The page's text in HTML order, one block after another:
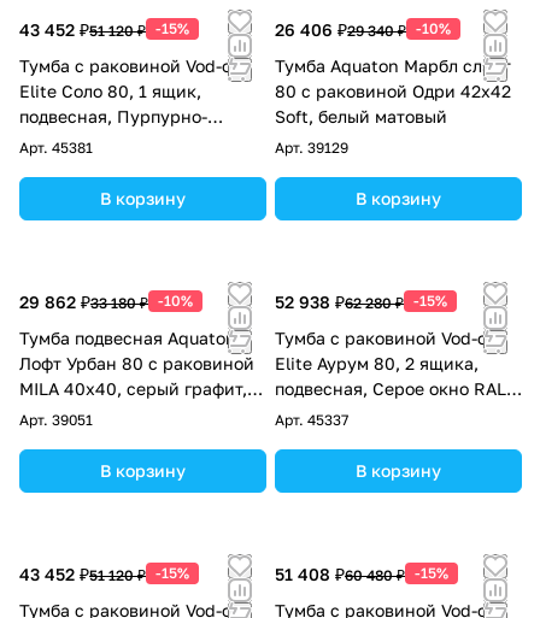
43 452 ₽51 120 ₽ -15%
Тумба с раковиной Vod-ok
Elite Соло 80, 1 ящик,
подвесная, Пурпурно-
красный RAL 3004
Арт. 45381
В корзину
26 406 ₽29 340 ₽ -10%
Тумба Aquaton Марбл слэйт
80 с раковиной Одри 42х42
Soft, белый матовый
Арт. 39129
В корзину
29 862 ₽33 180 ₽ -10%
Тумба подвесная Aquaton
Лофт Урбан 80 с раковиной
MILA 40х40, серый графит,
дуб орегон
Арт. 39051
В корзину
52 938 ₽62 280 ₽ -15%
Тумба с раковиной Vod-ok
Elite Аурум 80, 2 ящика,
подвесная, Серое окно RAL
7040
Арт. 45337
В корзину
43 452 ₽51 120 ₽ -15%
Тумба с раковиной Vod-ok
51 408 ₽60 480 ₽ -15%
Тумба с раковиной Vod-ok